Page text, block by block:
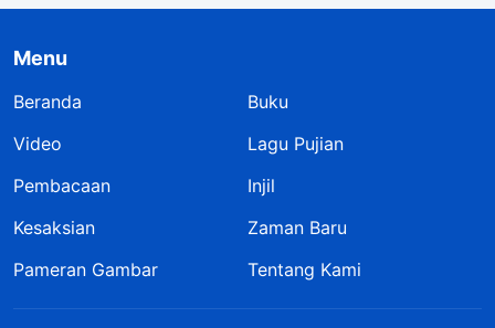
Menu
Beranda
Buku
Video
Lagu Pujian
Pembacaan
Injil
Kesaksian
Zaman Baru
Pameran Gambar
Tentang Kami